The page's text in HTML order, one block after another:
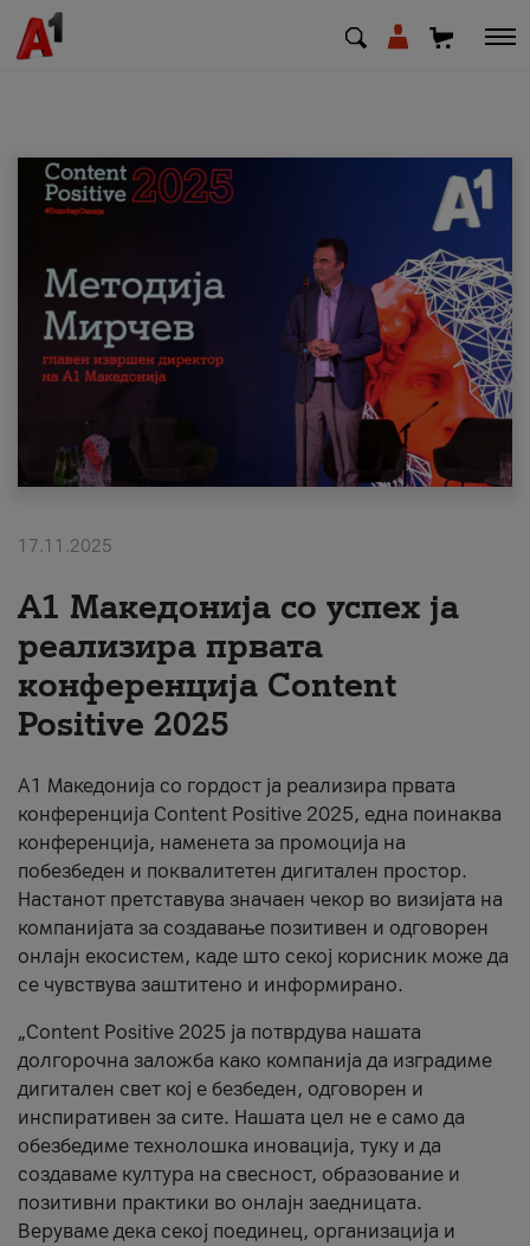
МК EN
Приватни Деловни
Поддршка
Надополни кредит
#ПодобарОнлајн
17.11.2025
А1 Македонија со успех ја
реализира првата
конференција Content
Positive 2025
А1 Македонија со гордост ја реализира првата
конференција Content Positive 2025, една поинаква
конференција, наменета за промоција на
побезбеден и поквалитетен дигитален простор.
Настанот претставува значаен чекор во визијата на
компанијата за создавање позитивен и одговорен
онлајн екосистем, каде што секој корисник може да
се чувствува заштитено и информирано.
„Content Positive 2025 ја потврдува нашата
долгорочна заложба како компанија да изградиме
дигитален свет кој е безбеден, одговорен и
инспиративен за сите. Нашата цел не е само да
обезбедиме технолошка иновација, туку и да
создаваме култура на свесност, образование и
позитивни практики во онлајн заедницата.
Веруваме дека секој поединец, организација и